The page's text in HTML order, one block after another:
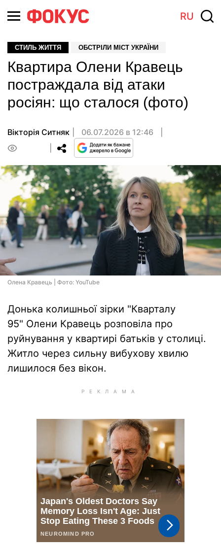
RU
СТИЛЬ ЖИТТЯ ОБСТРІЛИ МІСТ УКРАЇНИ
Квартира Олени Кравець
постраждала від атаки
росіян: що сталося (фото)
Вікторія Ситняк
06.07.2026 в 12:46
Олена Кравець | Фото: YouTube
Донька колишньої зірки "Кварталу
95" Олени Кравець розповіла про
руйнування у квартирі батьків у столиці.
Житло через сильну вибухову хвилю
лишилося без вікон.